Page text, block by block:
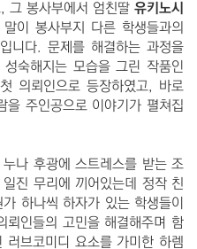
그 봉사부에서 엄친딸 유키노시
이 봉사부지 다른 학생들과의
니다. 문제를 해결하는 과정을
숙해지는 모습을 그린 작품인
의뢰인으로 등장하였고, 바로
을 주인공으로 이야기가 펼쳐집
나 후광에 스트레스를 받는 조
진 무리에 끼어있는데 정작 친
하나씩 하자가 있는 학생들이
뢰인들의 고민을 해결해주며 함
러브코미디 요소를 가미한 하렘